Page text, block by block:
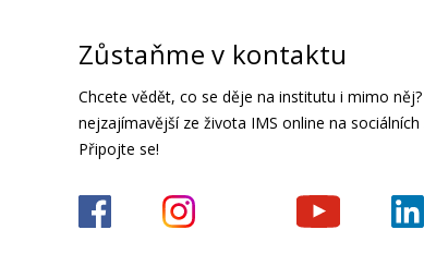
Zůstaňme v kontaktu
Chcete vědět, co se děje na institutu i mimo
nejzajímavější ze života IMS online na sociálních
Připojte se!